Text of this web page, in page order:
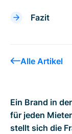
Fazit
Alle Artikel
Ein Brand in
für jeden
stellt sich die